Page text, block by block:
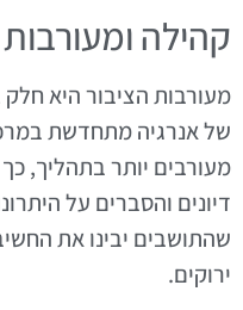
קהילה
מעורבות הציבור היא
של אנרגיה מתחדשת
מעורבים יותר בתהליך,
דיונים והסברים על
שהתושבים יבינו את
ירוקים.